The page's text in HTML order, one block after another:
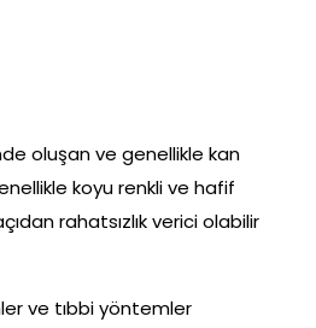
oluşan ve genellikle kan
koyu renkli ve hafif
rahatsızlık verici olabilir
ve tıbbi yöntemler